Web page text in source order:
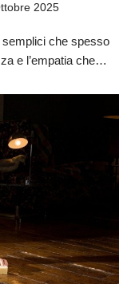
2025
semplici che spesso
e l’empatia che…